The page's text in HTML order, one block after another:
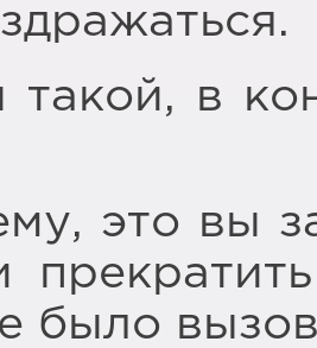
такой, в
это вы
было